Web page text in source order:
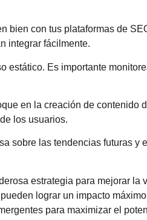
bien con tus plataformas de
integrar fácilmente.
estático. Es importante
en la creación de
los usuarios.
sobre las tendencias futuras
estrategia para mejorar
lograr un impacto
para maximizar el